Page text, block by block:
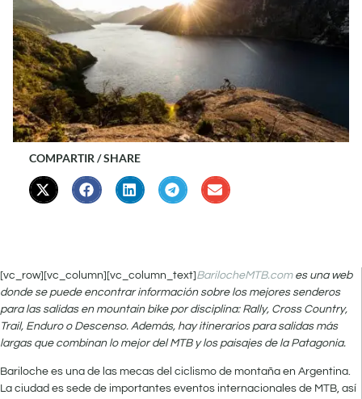
COMPARTIR / SHARE
[vc_row][vc_column][vc_column_text]BarilocheMTB.comes una web
donde se puede encontrar información sobre los mejores senderos
para las salidas en mountain bike por disciplina: Rally, Cross Country,
Trail, Enduro o Descenso. Además, hay itinerarios para salidas más
largas que combinan lo mejor del MTB y los paisajes de la Patagonia.
Bariloche es una de las mecas del ciclismo de montaña en Argentina.
La ciudad es sede de importantes eventos internacionales de MTB, así